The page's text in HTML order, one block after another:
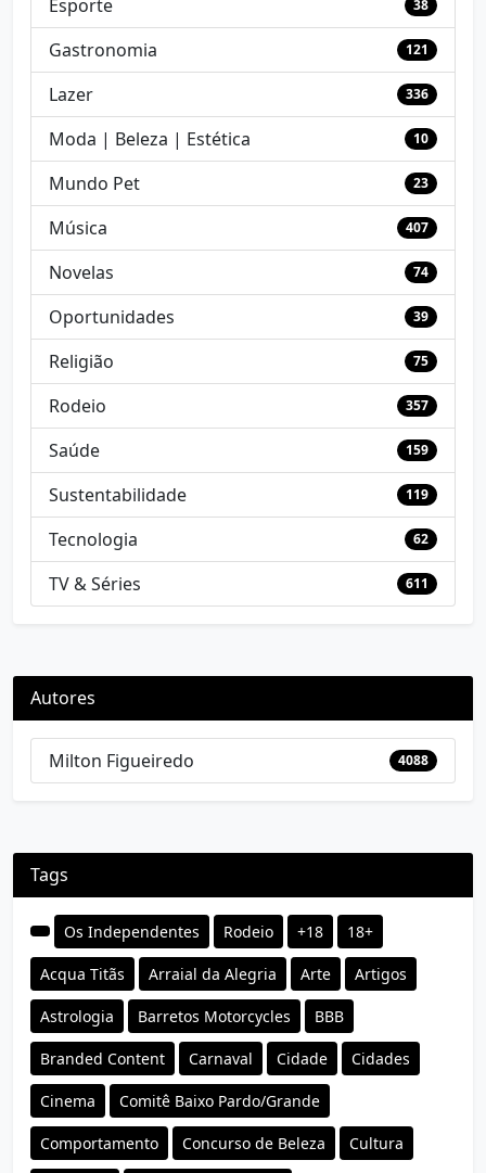
Esporte 38
Gastronomia 121
Lazer 336
Moda | Beleza | Estética 10
Mundo Pet 23
Música 407
Novelas 74
Oportunidades 39
Religião 75
Rodeio 357
Saúde 159
Sustentabilidade 119
Tecnologia 62
TV & Séries 611
Autores
Milton Figueiredo 4088
Tags
Os Independentes Rodeio +18 18+
Acqua Titãs Arraial da Alegria Arte Artigos
Astrologia Barretos Motorcycles BBB
Branded Content Carnaval Cidade Cidades
Cinema Comitê Baixo Pardo/Grande
Comportamento Concurso de Beleza Cultura